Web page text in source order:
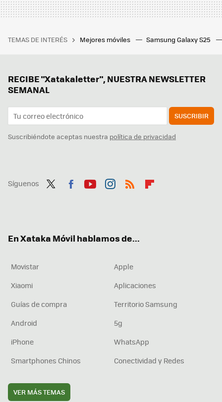
TEMAS DE INTERÉS Mejores móviles Samsung Galaxy S25
RECIBE "Xatakaletter", NUESTRA NEWSLETTER
SEMANAL
SUSCRIBIR
Suscribiéndote aceptas nuestra política de privacidad
Síguenos
En Xataka Móvil hablamos de...
Movistar
Apple
Xiaomi
Aplicaciones
Guías de compra
Territorio Samsung
Android
5g
iPhone
WhatsApp
Smartphones Chinos
Conectividad y Redes
VER MÁS TEMAS